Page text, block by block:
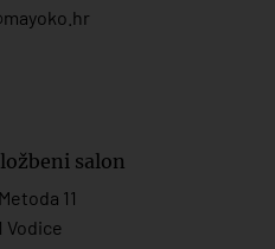
hr
salon
11
Vodice